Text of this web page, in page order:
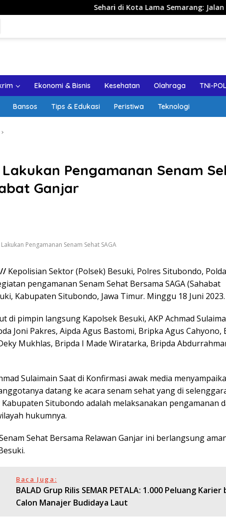
Sehari di Kota Lama Semarang: Jalan Santai,
Ekonomi & Bisnis Kesehatan Olahraga TNI-
Bansos Tips & Edukasi Peristiwa Teknologi
Lakukan Pengamanan Senam
Ganjar
Pengamanan Senam Sehat SAGA
// Kepolisian Sektor (Polsek) Besuki, Polres Situbondo,
pengamanan Senam Sehat Bersama SAGA (Sahabat
Kabupaten Situbondo, Jawa Timur. Minggu 18 Juni 2023.
di pimpin langsung Kapolsek Besuki, AKP Achmad
Joni Pakres, Aipda Agus Bastomi, Bripka Agus Cahyono,
Mukhlas, Bripda I Made Wiratarka, Bripda
Sulaimain Saat di Konfirmasi awak media
datang ke acara senam sehat yang di
Kabupaten Situbondo adalah melaksanakan pengamanan
hukumnya.
Sehat Bersama Relawan Ganjar ini berlangsung
Baca Juga:
BALAD Grup Rilis SEMAR PETALA: 1.000 Peluang Karier
Calon Manajer Budidaya Laut